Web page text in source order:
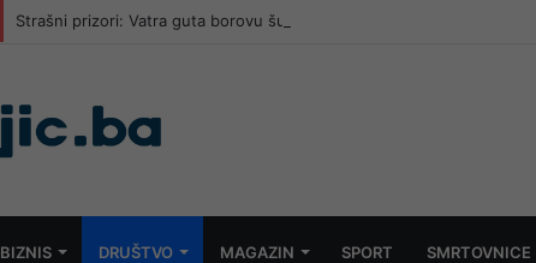
Strašni prizori: Vatra guta borovu šumu iznad Konjica
BIZNIS DRUŠTVO MAGAZIN SPORT SMRTOVNICE